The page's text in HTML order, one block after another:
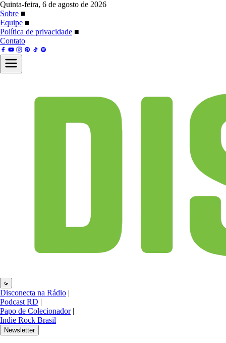
Quinta-feira, 6 de agosto de 2026
Sobre ■
Equipe ■
Política de privacidade ■
Contato
Disconecta na Rádio |
Podcast RD |
Papo de Colecionador |
Indie Rock Brasil
Newsletter